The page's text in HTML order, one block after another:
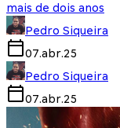
mais de dois anos
Pedro Siqueira
07.abr.25
Pedro Siqueira
07.abr.25